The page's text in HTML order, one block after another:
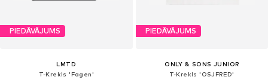
PIEDĀVĀJUMS
LMTD
T-Krekls 'Fagen'
PIEDĀVĀJUMS
ONLY & SONS JUNIOR
T-Krekls 'OSJFRED'